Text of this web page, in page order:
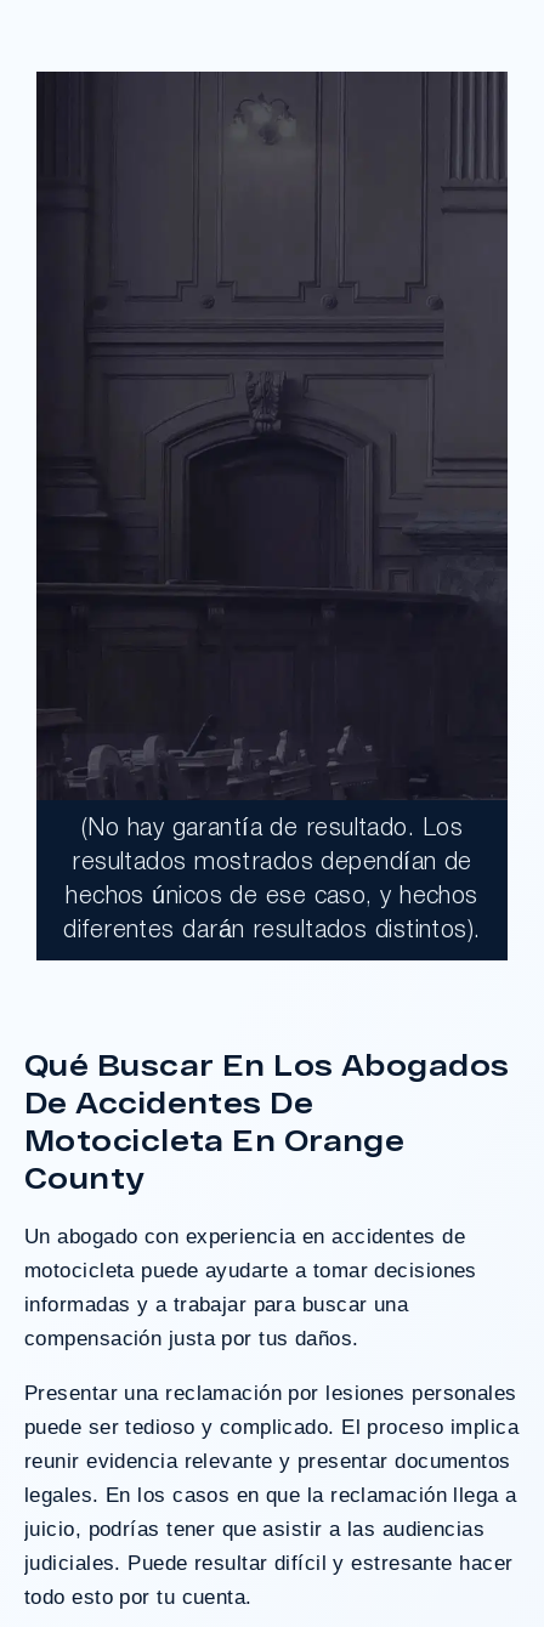
$17,900,000.00
Un jurado declaró al Condado de Los
¿Tengo Un Caso?
(No hay garantía de resultado. Los
resultados mostrados dependían de
hechos únicos de ese caso, y hechos
diferentes darán resultados distintos).
Qué Buscar En Los Abogados
De Accidentes De
Motocicleta En Orange
County
Unabogado con experiencia en accidentes de
motocicleta puede ayudarte a tomar decisiones
informadas y a trabajar para buscar una
compensación justa por tus daños.
Presentar una reclamación por lesiones personales
puede ser tedioso y complicado. El proceso implica
reunir evidencia relevante y presentar documentos
legales. En los casos en que la reclamación llega a
juicio, podrías tener que asistir a las audiencias
judiciales. Puede resultar difícil y estresante hacer
todo esto por tu cuenta.